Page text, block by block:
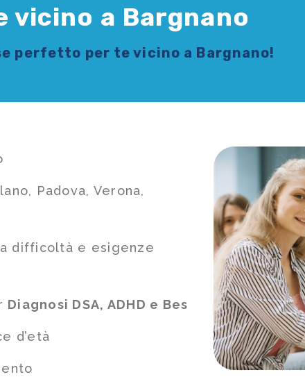
vicino a Bargnano
perfetto per te vicino a Bargnano!
Padova, Verona,
difficoltà e esigenze
Diagnosi DSA, ADHD e Bes
d’età